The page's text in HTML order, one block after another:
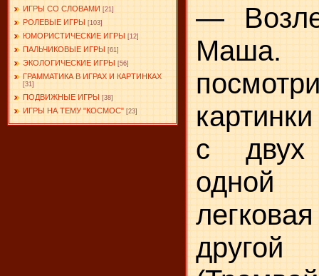
ИГРЫ СО СЛОВАМИ [21]
РОЛЕВЫЕ ИГРЫ [103]
ЮМОРИСТИЧЕСКИЕ ИГРЫ [12]
ПАЛЬЧИКОВЫЕ ИГРЫ [61]
ЭКОЛОГИЧЕСКИЕ ИГРЫ [56]
ГРАММАТИКА В ИГРАХ И КАРТИНКАХ
[31]
ПОДВИЖНЫЕ ИГРЫ [38]
ИГРЫ НА ТЕМУ "КОСМОС" [23]
—
с